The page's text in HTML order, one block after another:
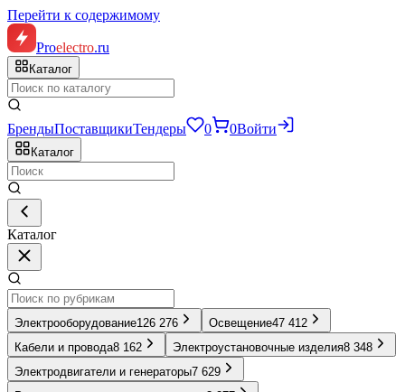
Перейти к содержимому
Proelectro.ru
Каталог
БрендыПоставщикиТендеры 0 0Войти
Каталог
Каталог
Электрооборудование126 276 Освещение47 412
Кабели и провода8 162 Электроустановочные изделия8 348
Электродвигатели и генераторы7 629